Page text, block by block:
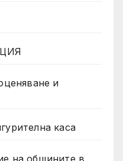
и
каса
на общините в